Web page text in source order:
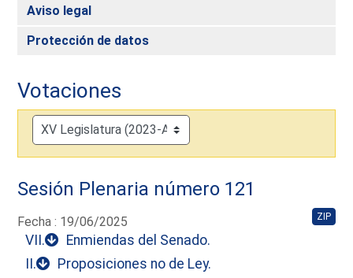
Aviso legal
Protección de datos
Votaciones
Sesión Plenaria número 121
Fecha : 19/06/2025 ZIP
VII.
Enmiendas del Senado.
II.
Proposiciones no de Ley.